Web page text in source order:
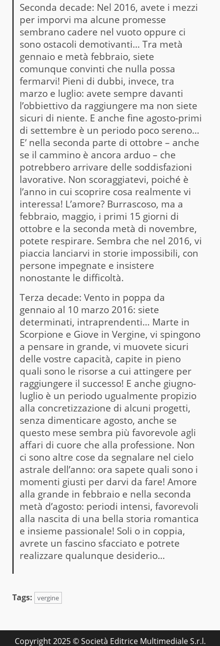
Seconda decade: Nel 2016, avete i mezzi
per imporvi ma alcune promesse
sembrano cadere nel vuoto oppure ci
sono ostacoli demotivanti… Tra metà
gennaio e metà febbraio, siete
comunque convinti che nulla possa
fermarvi! Pieni di dubbi, invece, tra
marzo e luglio: avete sempre davanti
l’obbiettivo da raggiungere ma non siete
sicuri di niente. E anche fine agosto-primi
di settembre è un periodo poco sereno…
E’ nella seconda parte di ottobre – anche
se il cammino è ancora arduo – che
potrebbero arrivare delle soddisfazioni
lavorative. Non scoraggiatevi, poiché è
l’anno in cui scoprire cosa realmente vi
interessa! L’amore? Burrascoso, ma a
febbraio, maggio, i primi 15 giorni di
ottobre e la seconda metà di novembre,
potete respirare. Sembra che nel 2016, vi
piaccia lanciarvi in storie impossibili, con
persone impegnate e insistere
nonostante le difficoltà.
Terza decade: Vento in poppa da
gennaio al 10 marzo 2016: siete
determinati, intraprendenti… Marte in
Scorpione e Giove in Vergine, vi spingono
a pensare in grande, vi muovete sicuri
delle vostre capacità, capite in pieno
quali sono le risorse a cui attingere per
raggiungere il successo! E anche giugno-
luglio è un periodo ugualmente propizio
alla concretizzazione di alcuni progetti,
senza dimenticare agosto, anche se
questo mese sembra più favorevole agli
affari di cuore che alla professione. Non
ci sono altre cose da segnalare nel cielo
astrale dell’anno: ora sapete quali sono i
momenti giusti per darvi da fare! Amore
alla grande in febbraio e nella seconda
metà d’agosto: periodi intensi, favorevoli
alla nascita di una bella storia romantica
e insieme passionale! Soli o in coppia,
avrete un fascino sfacciato e potrete
realizzare qualunque desiderio…
Tags: vergine
Copyright 2025 © Società Editrice Multimediale S.r.l.